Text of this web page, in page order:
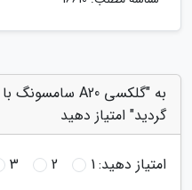
گردید" امتیاز دهید
امتیاز دهید:1
2
3